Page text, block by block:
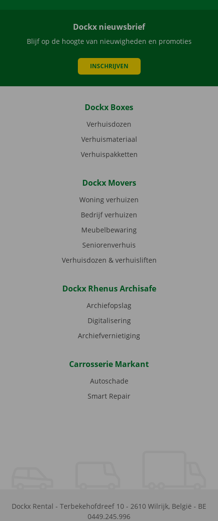
Dockx nieuwsbrief
Blijf op de hoogte van nieuwigheden en promoties
INSCHRIJVEN
Dockx Boxes
Verhuisdozen
Verhuismateriaal
Verhuispakketten
Dockx Movers
Woning verhuizen
Bedrijf verhuizen
Meubelbewaring
Seniorenverhuis
Verhuisdozen & verhuisliften
Dockx Rhenus Archisafe
Archiefopslag
Digitalisering
Archiefvernietiging
Carrosserie Markant
Autoschade
Smart Repair
Dockx Rental - Terbekehofdreef 10 - 2610 Wilrijk, België - BE
0449.245.996